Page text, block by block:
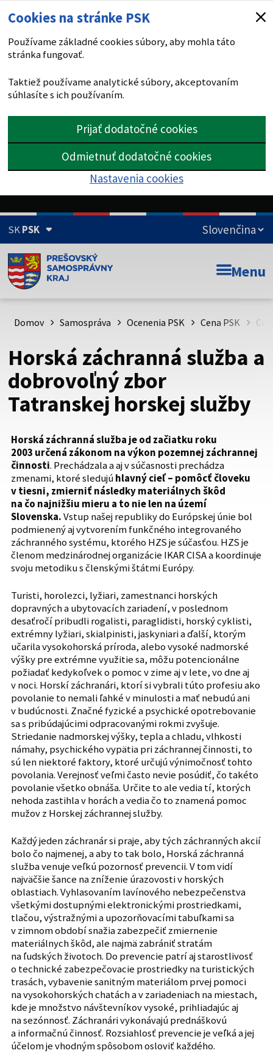
Cookies na stránke PSK
Používame základné cookies súbory, aby mohla táto
stránka fungovať.
Taktiež používame analytické súbory, akceptovaním
súhlasíte s ich používaním.
Prijať dodatočné cookies
Odmietnuť dodatočné cookies
Nastavenia cookies
SKPSK
Doména psk.sk je oficiálna
Toto je oficiálna webová stránka Prešovského
psk.sk.
Táto stránka je zabezpečená
Buďte pozorní a vždy sa uistite, že zdieľate informácie iba
cez zabezpečenú webovú stránku. Zabezpečená stránka
vždy začína https:// pred názvom domény webového sídla.
Menu
Domov Samospráva Ocenenia PSK Cena PSK
Horská záchranná služba a
dobrovoľný zbor
Tatranskej horskej služby
Horská záchranná služba je od začiatku roku
2003 určená zákonom na výkon pozemnej záchrannej
činnosti. Prechádzala a aj v súčasnosti prechádza
zmenami, ktoré sledujúhlavný cieľ – pomôcť človeku
v tiesni, zmierniť následky materiálnych škôd
na čo najnižšiu mieru a to nie len na území
Slovenska.Vstup našej republiky do Európskej únie bol
podmienený aj vytvorením funkčného integrovaného
záchranného systému, ktorého HZS je súčasťou. HZS je
členom medzinárodnej organizácie IKAR CISA a koordinuje
svoju metodiku s členskými štátmi Európy.
Turisti, horolezci, lyžiari, zamestnanci horských
dopravných a ubytovacích zariadení, v poslednom
desaťročí pribudli rogalisti, paraglidisti, horský cyklisti,
extrémny lyžiari, skialpinisti, jaskyniari a ďalší, ktorým
učarila vysokohorská príroda, alebo vysoké nadmorské
výšky pre extrémne využitie sa, môžu potencionálne
požiadať kedykoľvek o pomoc v zime aj v lete, vo dne aj
v noci. Horskí záchranári, ktorí si vybrali túto profesiu ako
povolanie to nemali ľahké v minulosti a mať nebudú ani
v budúcnosti. Značné fyzické a psychické opotrebovanie
sa s pribúdajúcimi odpracovanými rokmi zvyšuje.
Striedanie nadmorskej výšky, tepla a chladu, vlhkosti
námahy, psychického vypätia pri záchrannej činnosti, to
sú len niektoré faktory, ktoré určujú výnimočnosť tohto
povolania. Verejnosť veľmi často nevie posúdiť, čo takéto
povolanie všetko obnáša. Určite to ale vedia tí, ktorých
nehoda zastihla v horách a vedia čo to znamená pomoc
mužov z Horskej záchrannej služby.
Každý jeden záchranár si praje, aby tých záchranných akcií
bolo čo najmenej, a aby to tak bolo, Horská záchranná
služba venuje veľkú pozornosť prevencii. V tom vidí
najväčšie šance na zníženie úrazovosti v horských
oblastiach. Vyhlasovaním lavínového nebezpečenstva
všetkými dostupnými elektronickými prostriedkami,
tlačou, výstražnými a upozorňovacími tabuľkami sa
v zimnom období snažia zabezpečiť zmiernenie
materiálnych škôd, ale najmä zabrániť stratám
na ľudských životoch. Do prevencie patrí aj starostlivosť
o technické zabezpečovacie prostriedky na turistických
trasách, vybavenie sanitným materiálom prvej pomoci
na vysokohorských chatách a v zariadeniach na miestach,
kde je množstvo návštevníkov vysoké, prihliadajúc aj
na sezónnosť. Záchranári vykonávajú prednáškovú
a informačnú činnosť. Rozsiahlosť prevencie je veľká a jej
účelom je vhodným spôsobom osloviť každého.